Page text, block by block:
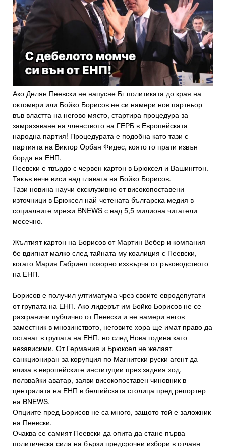
Ако Делян Пеевски не напусне Бг политиката до края на
октомври или Бойко Борисов не си намери нов партньор
във властта на негово място, стартира процедура за
замразяване на членството на ГЕРБ в Европейската
народна партия! Процедурата е подобна като тази с
партията на Виктор Орбан Фидес, която го прати извън
борда на ЕНП.
Пеевски е твърдо с червен картон в Брюксел и Вашингтон.
Такъв вече виси над главата на Бойко Борисов.
Тази новина научи ексклузивно от високопоставени
източници в Брюксел най-четената българска медия в
социалните мрежи BNEWS с над 5,5 милиона читатели
месечно.
Жълтият картон на Борисов от Мартин Вебер и компания
бе вдигнат малко след тайната му коалиция с Пеевски,
когато Мария Габриел позорно изхвърча от ръководството
на ЕНП.
Борисов е получил ултиматума чрез своите евродепутати
от групата на ЕНП. Ако лидерът им Бойко Борисов не се
разграничи публично от Пеевски и не намери негов
заместник в мнозинството, неговите хора ще имат право да
останат в групата на ЕНП, но след Нова година като
независими. От Германия и Брюксел не желаят
санкциониран за корупция по Магнитски руски агент да
влиза в европейските институции през задния ход,
ползвайки аватар, заяви високопоставен чиновник в
централата на ЕНП в белгийската столица пред репортер
на BNEWS.
Опциите пред Борисов не са много, защото той е заложник
на Пеевски.
Очаква се самият Пеевски да опита да стане първа
политическа сила на бързи предсрочни избори в отчаян